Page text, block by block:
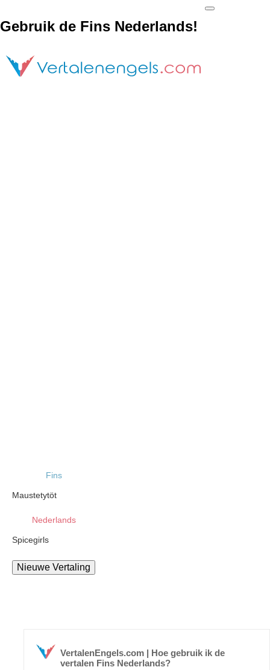
Gebruik de Fins Nederlands!
Fins
Maustetytöt
Nederlands
Spicegirls
VertalenEngels.com | Hoe gebruik ik de
vertalen Fins Nederlands?